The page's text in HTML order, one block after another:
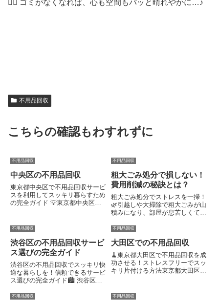
🧘‍♀ ゴミがなくなれば、心も空間もパッと晴れやかに…♪
不用品回収
こちらの確認もわすれずに
不用品回収
中央区の不用品回収
東京都中央区で不用品回収サービ
スを利用してスッキリ暮らすため
の完全ガイド 💡東京都中央区で
サービスを使えば、忙しい毎日の
中でも迅速に不用品を処分でき、
部屋が片付いてストレスが減り
ま...
不用品回収
粗大ごみ処分で損しない！
費用削減の秘訣とは？
粗大ごみ処分でストレスを一掃！
🌿引越しや大掃除で粗大ごみが山
積みになり、部屋が息苦しくて心
事を読めば、手順と費用を明確に
して広々とした空間を取り戻せま
す。読み終える頃には「自治体
か...
不用品回収
渋谷区の不用品回収サービ
ス選びの完全ガイド
渋谷区の不用品回収でスッキリ快
適な暮らしを！信頼できるサービ
ス選びの完全ガイド🏙️ 渋谷区で
が高く、料金が明確で、即日対応
不用品回収
大田区での不用品回収
🧹東京都大田区で不用品回収を成
功させる！ストレスフリーでスッ
キリ片付ける方法東京都大田区で
📲で、すぐにスッキリした生活空
不用品回収 不用品回収